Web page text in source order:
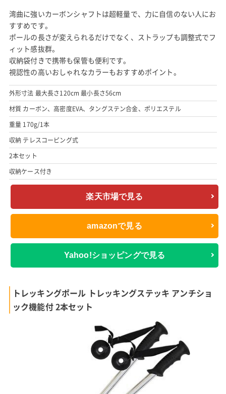
湾曲に強いカーボンシャフトは超軽量で、力に自信のない人にお
すすめです。
ポールの長さが変えられるだけでなく、ストラップも調整式でフ
ィット感抜群。
収納袋付きで携帯も保管も便利です。
視認性の高いおしゃれなカラーもおすすめポイント。
外形寸法 最大長さ120cm 最小長さ56cm
材質 カーボン、高密度EVA、タングステン合金、ポリエステル
重量 170g/1本
収納 テレスコーピング式
2本セット
収納ケース付き
楽天市場で見る
amazonで見る
Yahoo!ショッピングで見る
トレッキングポール トレッキングステッキ アンチショ
ック機能付 2本セット